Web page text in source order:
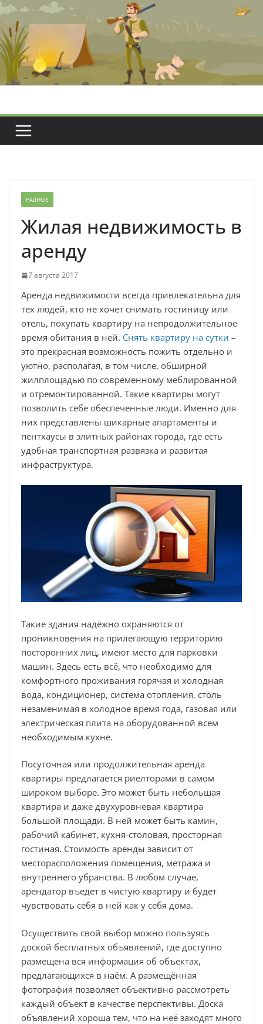
Перейти
содержимому
РАЗНОЕ
Жилая недвижимость в
аренду
7 августа 2017
Аренда недвижимости всегда привлекательна для
тех людей, кто не хочет снимать гостиницу или
отель, покупать квартиру на непродолжительное
время обитания в ней. Снять квартиру на сутки –
это прекрасная возможность пожить отдельно и
уютно, располагая, в том числе, обширной
жилплощадью по современному меблированной
и отремонтированной. Такие квартиры могут
позволить себе обеспеченные люди. Именно для
них представлены шикарные апартаменты и
пентхаусы в элитных районах города, где есть
удобная транспортная развязка и развитая
инфраструктура.
Такие здания надёжно охраняются от
проникновения на прилегающую территорию
посторонних лиц, имеют место для парковки
машин. Здесь есть всё, что необходимо для
комфортного проживания горячая и холодная
вода, кондиционер, система отопления, столь
незаменимая в холодное время года, газовая или
электрическая плита на оборудованной всем
необходимым кухне.
Посуточная или продолжительная аренда
квартиры предлагается риелторами в самом
широком выборе. Это может быть небольшая
квартира и даже двухуровневая квартира
большой площади. В ней может быть камин,
рабочий кабинет, кухня-столовая, просторная
гостиная. Стоимость аренды зависит от
месторасположения помещения, метража и
внутреннего убранства. В любом случае,
арендатор въедет в чистую квартиру и будет
чувствовать себя в ней как у себя дома.
Осуществить свой выбор можно пользуясь
доской бесплатных объявлений, где доступно
размещена вся информация об объектах,
предлагающихся в наём. А размещённая
фотография позволяет объективно рассмотреть
каждый объект в качестве перспективы. Доска
объявлений хороша тем, что на неё заходят много